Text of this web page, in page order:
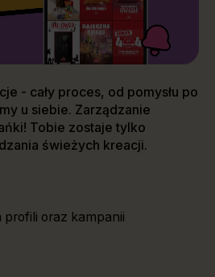
- cały proces, od pomysłu po
u siebie. Zarządzanie
Tobie zostaje tylko
świeżych kreacji.
profili oraz kampanii